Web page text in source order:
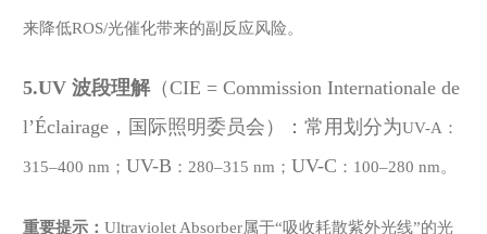
来降低ROS/光催化带来的副反应风险。
5.UV 波段理解（CIE = Commission Internationale de
l’Éclairage，国际照明委员会）：常用划分为UV-A ：
315–400 nm； UV-B ： 280–315 nm； UV-C ： 100–280 nm。
重要提示：Ultraviolet Absorber属于“吸收耗散紫外光线”的光